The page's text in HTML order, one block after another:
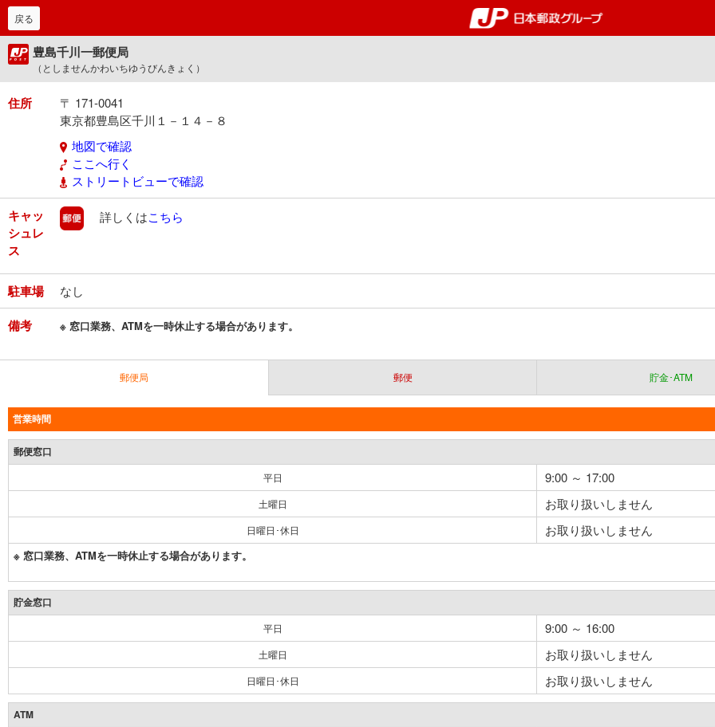
郵便局・日本郵政グルー
戻る
豊島千川一郵便局
（としませんかわいちゆうびんきょく）
住所
〒 171-0041
東京都豊島区千川１－１４－８
地図で確認
ここへ行く
ストリートビューで確認
キャッ
シュレ
ス
郵便
詳しくはこちら
駐車場 なし
備考 ※ 窓口業務、ATMを一時休止する場合があります。
郵便局 郵便 貯金･ATM
営業時間
郵便窓口
平日 9:00 ～ 17:00
土曜日 お取り扱いしません
日曜日･休日 お取り扱いしません
※ 窓口業務、ATMを一時休止する場合があります。
貯金窓口
平日 9:00 ～ 16:00
土曜日 お取り扱いしません
日曜日･休日 お取り扱いしません
ATM